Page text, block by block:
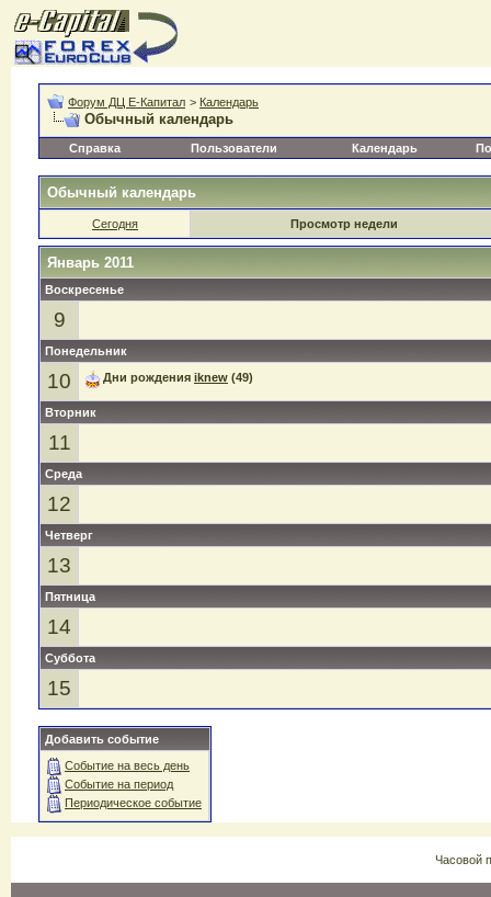
Форум ДЦ Е-Капитал > Календарь
Обычный календарь
Справка Пользователи Календарь
Обычный календарь
Сегодня Просмотр недели
Январь 2011
Воскресенье
9
Понедельник
10 Дни рождения iknew (49)
Вторник
11
Среда
12
Четверг
13
Пятница
14
Суббота
15
Добавить событие
Событие на весь день
Событие на период
Периодическое событие
Часовой